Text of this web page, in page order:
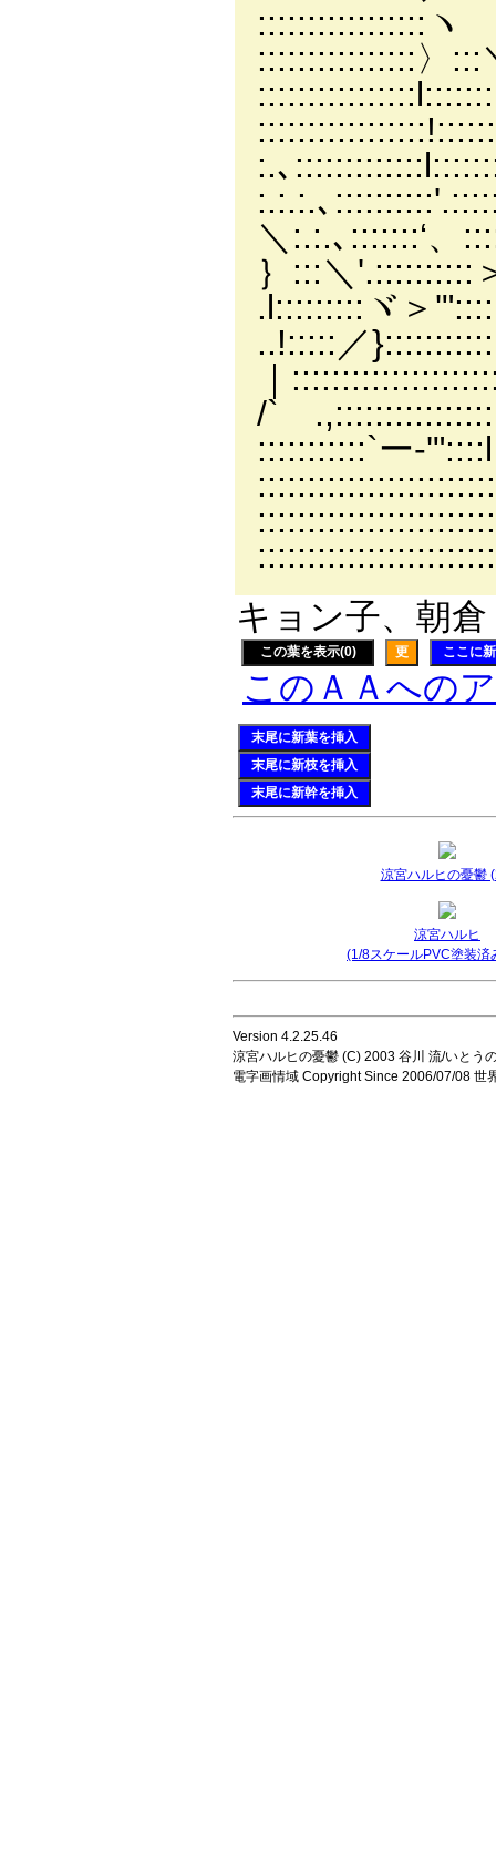
::::::::::::::::〉
:.､
:.:.:.､
＼:.:.､:::::::‘、
｝:::＼
.l:::::::::ヾ＞
..!:::::／
｜
/`
:::::::::::`
キョン子、朝
この葉を表示(0) 更 ここに
このＡＡへの
末尾に新葉を挿入
末尾に新枝を挿入
末尾に新幹を挿入
涼宮ハルヒの憂鬱
涼宮ハルヒ
(1/8スケールPVC塗装済
Version 4.2.25.46
涼宮ハルヒの憂鬱 (C) 2003 谷川 流/いとう
電字画情域 Copyright Since 2006/07/08 世